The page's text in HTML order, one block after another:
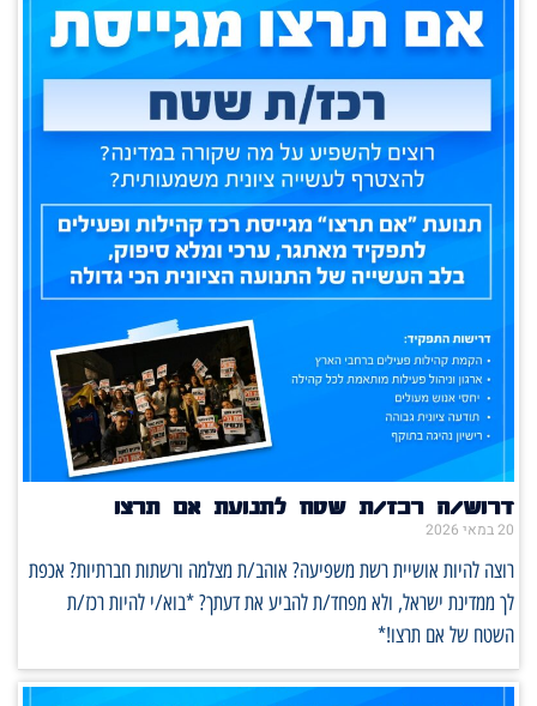
דרוש/ה רכז/ת שטח לתנועת אם תרצו
20 במאי 2026
רוצה להיות אושיית רשת משפיעה? אוהב/ת מצלמה ורשתות חברתיות? אכפת
לך ממדינת ישראל, ולא מפחד/ת להביע את דעתך? *בוא/י להיות רכז/ת
השטח של אם תרצו!*